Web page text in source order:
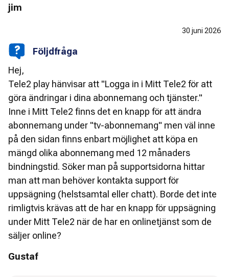
jim
Följdfråga
30 juni 2026
Hej,
Tele2 play hänvisar att "Logga in i Mitt Tele2 för att
göra ändringar i dina abonnemang och tjänster."
Inne i Mitt Tele2 finns det en knapp för att ändra
abonnemang under "tv-abonnemang" men väl inne
på den sidan finns enbart möjlighet att köpa en
mängd olika abonnemang med 12 månaders
bindningstid. Söker man på supportsidorna hittar
man att man behöver kontakta support för
uppsägning (helstsamtal eller chatt). Borde det inte
rimligtvis krävas att de har en knapp för uppsägning
under Mitt Tele2 när de har en onlinetjänst som de
säljer online?
Gustaf